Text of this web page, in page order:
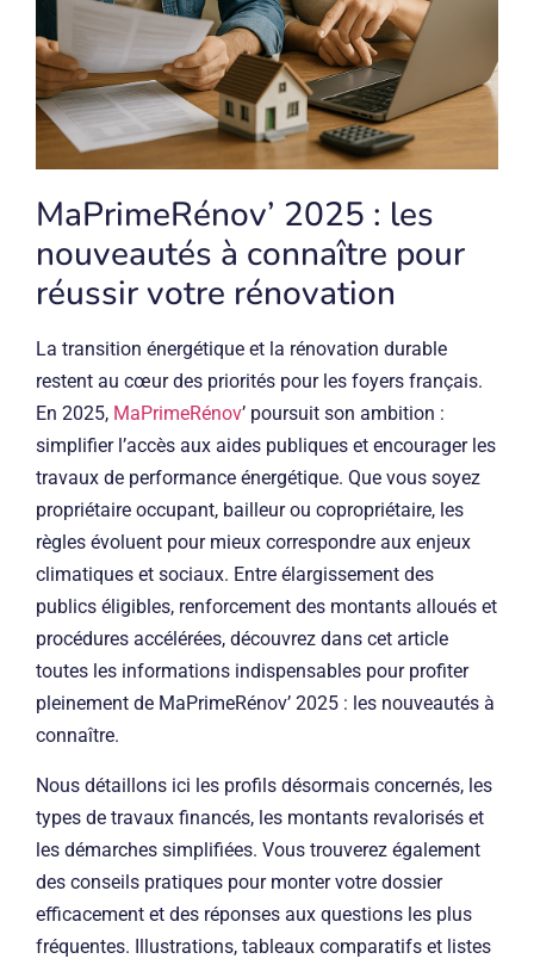
MaPrimeRénov’ 2025 : les
nouveautés à connaître pour
réussir votre rénovation
La transition énergétique et la rénovation durable
restent au cœur des priorités pour les foyers français.
En 2025, MaPrimeRénov’ poursuit son ambition :
simplifier l’accès aux aides publiques et encourager les
travaux de performance énergétique. Que vous soyez
propriétaire occupant, bailleur ou copropriétaire, les
règles évoluent pour mieux correspondre aux enjeux
climatiques et sociaux. Entre élargissement des
publics éligibles, renforcement des montants alloués et
procédures accélérées, découvrez dans cet article
toutes les informations indispensables pour profiter
pleinement de MaPrimeRénov’ 2025 : les nouveautés à
connaître.
Nous détaillons ici les profils désormais concernés, les
types de travaux financés, les montants revalorisés et
les démarches simplifiées. Vous trouverez également
des conseils pratiques pour monter votre dossier
efficacement et des réponses aux questions les plus
fréquentes. Illustrations, tableaux comparatifs et listes